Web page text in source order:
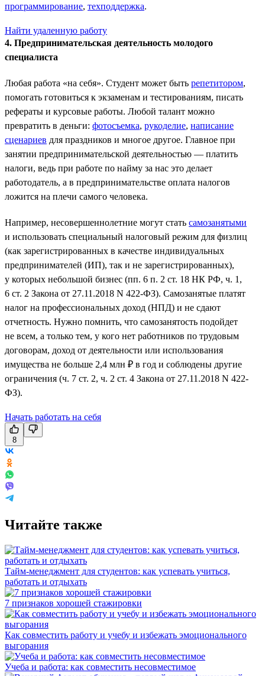
программирование, техподдержка.
Найти удаленную работу
4. Предпринимательская деятельность молодого
специалиста
Любая работа «на себя». Студент может быть репетитором,
помогать готовиться к экзаменам и тестированиям, писать
рефераты и курсовые работы. Любой талант можно
превратить в деньги: фотосъемка, рукоделие, написание
сценариев для праздников и многое другое. Главное при
занятии предпринимательской деятельностью — платить
налоги, ведь при работе по найму за нас это делает
работодатель, а в предпринимательстве оплата налогов
ложится на плечи самого человека.
Например, несовершеннолетние могут стать самозанятыми
и использовать специальный налоговый режим для физлиц
(как зарегистрированных в качестве индивидуальных
предпринимателей (ИП), так и не зарегистрированных),
у которых небольшой бизнес (пп. 6 п. 2 ст. 18 НК РФ, ч. 1,
6 ст. 2 Закона от 27.11.2018 N 422-ФЗ). Самозанятые платят
налог на профессиональных доход (НПД) и не сдают
отчетность. Нужно помнить, что самозанятость подойдет
не всем, а только тем, у кого нет работников по трудовым
договорам, доход от деятельности или использования
имущества не больше 2,4 млн ₽ в год и соблюдены другие
ограничения (ч. 7 ст. 2, ч. 2 ст. 4 Закона от 27.11.2018 N 422-
ФЗ).
Начать работать на себя
8
Читайте также
Тайм-менеджмент для студентов: как успевать учиться,
работать и отдыхать
7 признаков хорошей стажировки
Как совместить работу и учебу и избежать эмоционального
выгорания
Учеба и работа: как совместить несовместимое